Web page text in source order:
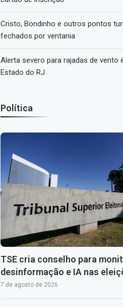
Cristo, Bondinho e outros pontos
fechados por ventania
Alerta severo para rajadas de vento
Estado do RJ
Política
TSE cria conselho para
desinformação e IA nas
7 de agosto de 2026